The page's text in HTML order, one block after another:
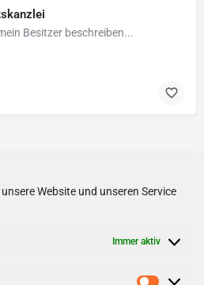
Website und unseren Service
Immer aktiv
Besitzer beschreiben...